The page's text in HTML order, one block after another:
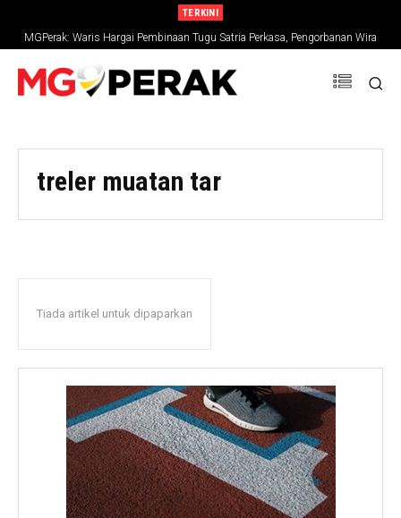
TERKINI
MGPerak: Waris Hargai Pembinaan Tugu Satria Perkasa, Pengorbanan Wira
Negara Terus Dikenang
treler muatan tar
Tiada artikel untuk dipaparkan